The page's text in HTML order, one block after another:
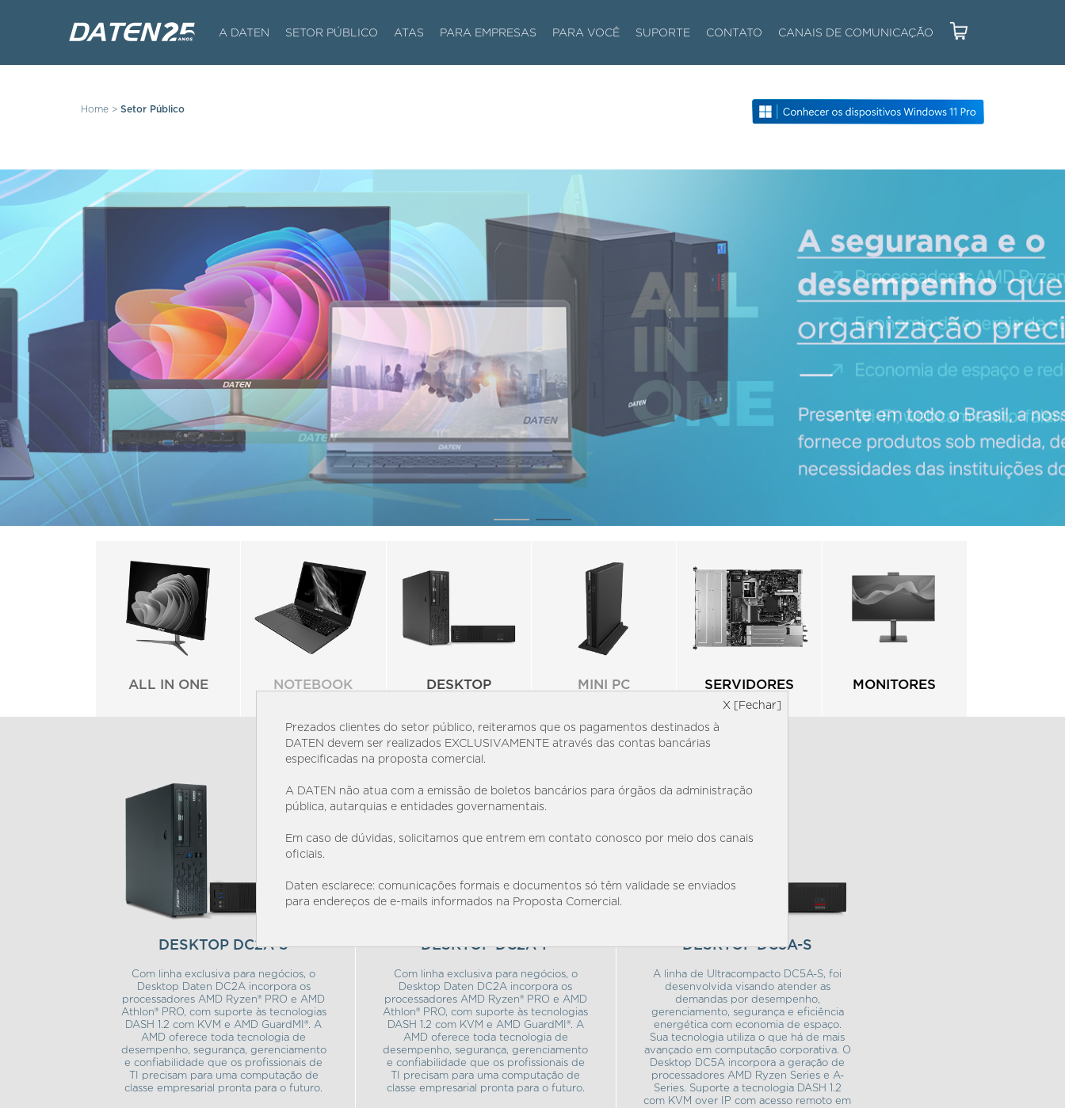
A DATEN SETOR PÚBLICO ATAS PARA EMPRESAS PARA VOCÊ SUPORTE CONTATO CANAIS DE COMUNICAÇÃO
X [Fechar]
Prezados clientes do setor público, reiteramos que os pagamentos destinados à
DATEN devem ser realizados EXCLUSIVAMENTE através das contas bancárias
especificadas na proposta comercial.
A DATEN não atua com a emissão de boletos bancários para órgãos da administração
pública, autarquias e entidades governamentais.
Em caso de dúvidas, solicitamos que entrem em contato conosco por meio dos canais
oficiais.
Daten esclarece: comunicações formais e documentos só têm validade se enviados
para endereços de e-mails informados na Proposta Comercial.
Home > Setor Público
ALL IN ONE NOTEBOOK DESKTOP MINI PC SERVIDORES MONITORES
DESKTOP DC2A-S
Com linha exclusiva para negócios, o
Desktop Daten DC2A incorpora os
processadores AMD Ryzen® PRO e AMD
Athlon® PRO, com suporte às tecnologias
DASH 1.2 com KVM e AMD GuardMI®. A
AMD oferece toda tecnologia de
desempenho, segurança, gerenciamento
e confiabilidade que os profissionais de
TI precisam para uma computação de
classe empresarial pronta para o futuro.
DESKTOP DC2A-T
Com linha exclusiva para negócios, o
Desktop Daten DC2A incorpora os
processadores AMD Ryzen® PRO e AMD
Athlon® PRO, com suporte às tecnologias
DASH 1.2 com KVM e AMD GuardMI®. A
AMD oferece toda tecnologia de
desempenho, segurança, gerenciamento
e confiabilidade que os profissionais de
TI precisam para uma computação de
classe empresarial pronta para o futuro.
DESKTOP DC5A-S
A linha de Ultracompacto DC5A-S, foi
desenvolvida visando atender as
demandas por desempenho,
gerenciamento, segurança e eficiência
energética com economia de espaço.
Sua tecnologia utiliza o que há de mais
avançado em computação corporativa. O
Desktop DC5A incorpora a geração de
processadores AMD Ryzen Series e A-
Series. Suporte a tecnologia DASH 1.2
com KVM over IP com acesso remoto em